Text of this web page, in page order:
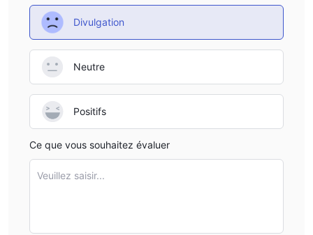
Divulgation
Neutre
Positifs
Ce que vous souhaitez évaluer
Veuillez saisir...